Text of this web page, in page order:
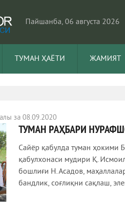
Пайшанба, 06 августа 2026
ТУМАН ҲАЁТИ ЖАМИЯТ
за 08.09.2020
ТУМАН РАҲБАРИ
Сайёр қабулда туман ҳокими
қабулхонаси мудири Қ.
бошлиғи Н. Асадов,
бандлик, соғлиқни сақлаш,